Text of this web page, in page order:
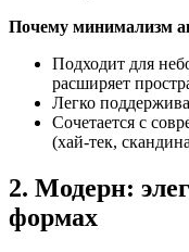
Почему минимализм
Подходит для
расширяет
Легко
Сочетается с
(хай-тек,
2. Модерн:
формах